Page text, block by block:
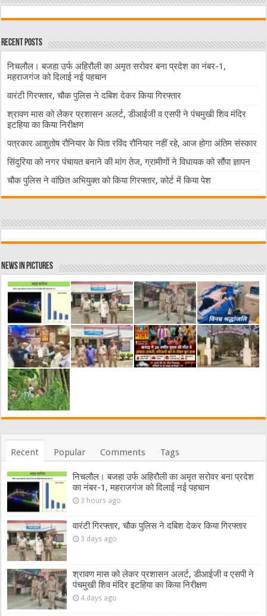
Recent Posts
निचलौल। बजहा उर्फ अहिरौली का अमृत सरोवर बना प्रदेश का नंबर-1,
महराजगंज को दिलाई नई पहचान
वारंटी गिरफ्तार, चौक पुलिस ने दबिश देकर किया गिरफ्तार
श्रावण मास को लेकर प्रशासन अलर्ट, डीआईजी व एसपी ने पंचमुखी शिव मंदिर
इटहिया का किया निरीक्षण
पत्रकार आशुतोष रौनियार के पिता रविंद रौनियार नहीं रहे, आज होगा अंतिम संस्कार
सिंदुरिया को नगर पंचायत बनाने की मांग तेज, ग्रामीणों ने विधायक को सौंपा ज्ञापन
चौक पुलिस ने वांछित अभियुक्त को किया गिरफ्तार, कोर्ट में किया पेश
News in Pictures
Recent Popular Comments Tags
निचलौल। बजहा उर्फ अहिरौली का अमृत सरोवर बना प्रदेश
का नंबर-1, महराजगंज को दिलाई नई पहचान
3 hours ago
वारंटी गिरफ्तार, चौक पुलिस ने दबिश देकर किया गिरफ्तार
3 days ago
श्रावण मास को लेकर प्रशासन अलर्ट, डीआईजी व एसपी ने
पंचमुखी शिव मंदिर इटहिया का किया निरीक्षण
4 days ago